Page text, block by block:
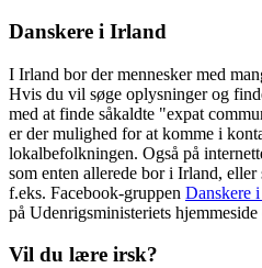
Danskere i Irland
I Irland bor der mennesker med
Hvis du vil søge oplysninger og
med at finde såkaldte "expat
er der mulighed for at komme i
lokalbefolkningen. Også på
som enten allerede bor i Irland,
f.eks. Facebook-gruppen Danskere
på Udenrigsministeriets
Vil du lære irsk?